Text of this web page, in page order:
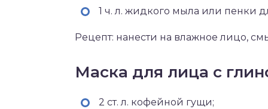
1 ч. л. жидкого мыла или пенки
Рецепт: нанести на влажное лицо,
Маска для лица с
2 ст. л. кофейной гущи;